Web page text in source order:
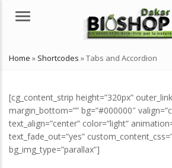
Menu
Home » Shortcodes »Tabs and Accordion
[cg_content_strip height=”320px”
margin_bottom=”” bg=”#000000″
text_align=”center” color=”light”
text_fade_out=”yes”
bg_img_type=”parallax”]